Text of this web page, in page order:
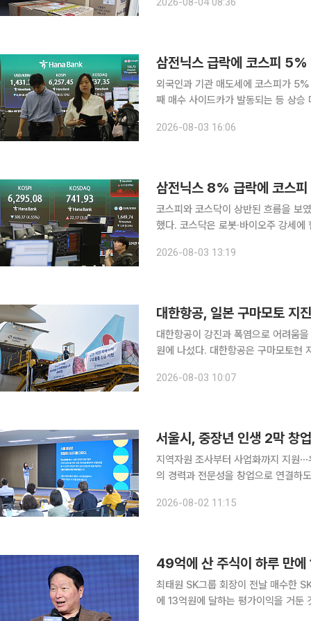
비정부기구(NGO)인 AIPVDI-RDC
삼전닉스 급락에 코스피
외국인과 기관 매도세에 코스피가
째 매수 사이드카가 발동되는 등 상승 마감해 양
일인 지난달 31일
2026-08-03 16:06
삼전닉스 8% 급락에 코스
코스피와 코스닥이 상반된 흐름을 보
했다. 코스닥은 로봇·바이오주 강세에
2026-08-03 13:19
대한항공, 일본 구마모토
대한항공이 강진과 폭염으로 어려움
원에 나섰다. 대한항공은 구마모토현 지진 피해 이재민에게 제주퓨어워터 1000박스를 지원했다고
로 향하는 대한항공 KE557 화물편을
2026-08-03 10:07
서울시, 중장년 인생 2막 창
지역자원 조사부터 사업화까지 지원⋯우수팀 최대
의 경력과 전문성을 창업으로 연결하
창업가 50팀이 지난달 31일 오리엔
2026-08-02 11:15
최태원 SK그룹 회장이 전날 매수한
에 13억원에 달하는 평가이익을 거둔 것으로 추산된다. 31일 한국